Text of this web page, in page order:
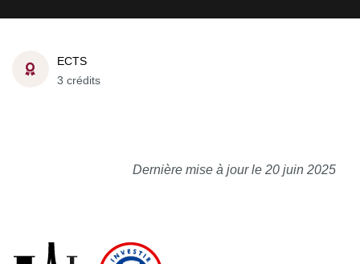
ECTS
3 crédits
Dernière mise à jour le 20 juin 2025